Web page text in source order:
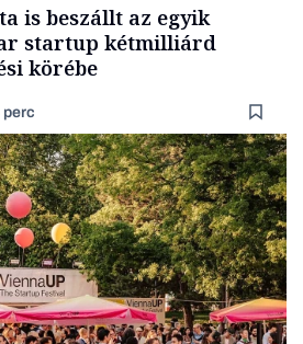
is beszállt az egyik
startup kétmilliárd
körébe
perc